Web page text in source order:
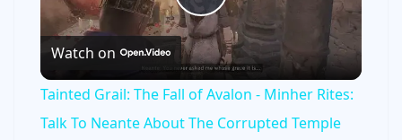
P
l
a
Watch on
Tainted Grail: The Fall of Avalon - Minher Rites:
Talk To Neante About The Corrupted Temple